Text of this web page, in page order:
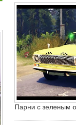
Парни с зеленым